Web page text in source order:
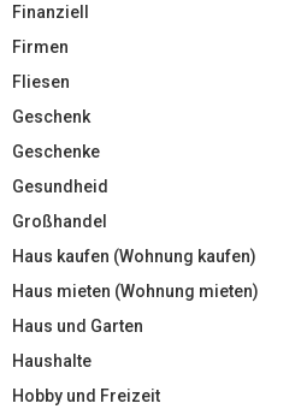
Finanziell
Firmen
Fliesen
Geschenk
Geschenke
Gesundheid
Großhandel
Haus kaufen (Wohnung kaufen)
Haus mieten (Wohnung mieten)
Haus und Garten
Haushalte
Hobby und Freizeit